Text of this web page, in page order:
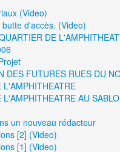
(Video)
d'accès. (Video)
DE
DES FUTURES RUES DU
L'AMPHITHEATRE
AU
un nouveau rédacteur
[2] (Video)
[1] (Video)